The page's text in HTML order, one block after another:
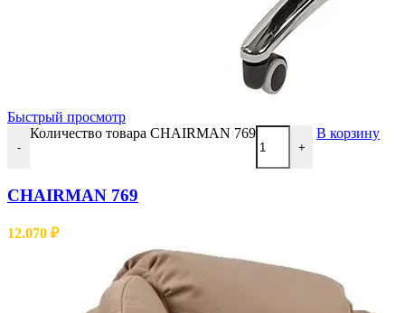
Быстрый просмотр
-
Количество товара CHAIRMAN 769
+
В корзину
CHAIRMAN 769
12.070 ₽